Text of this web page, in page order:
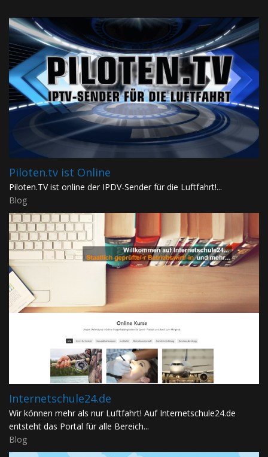
Piloten.tv ist Online
Piloten.TV ist online der IPDV-Sender für die Luftfahrt!...
Blog
Internetschule24.de
Wir können mehr als nur Luftfahrt! Auf Internetschule24.de
entsteht das Portal für alle Bereich...
Blog